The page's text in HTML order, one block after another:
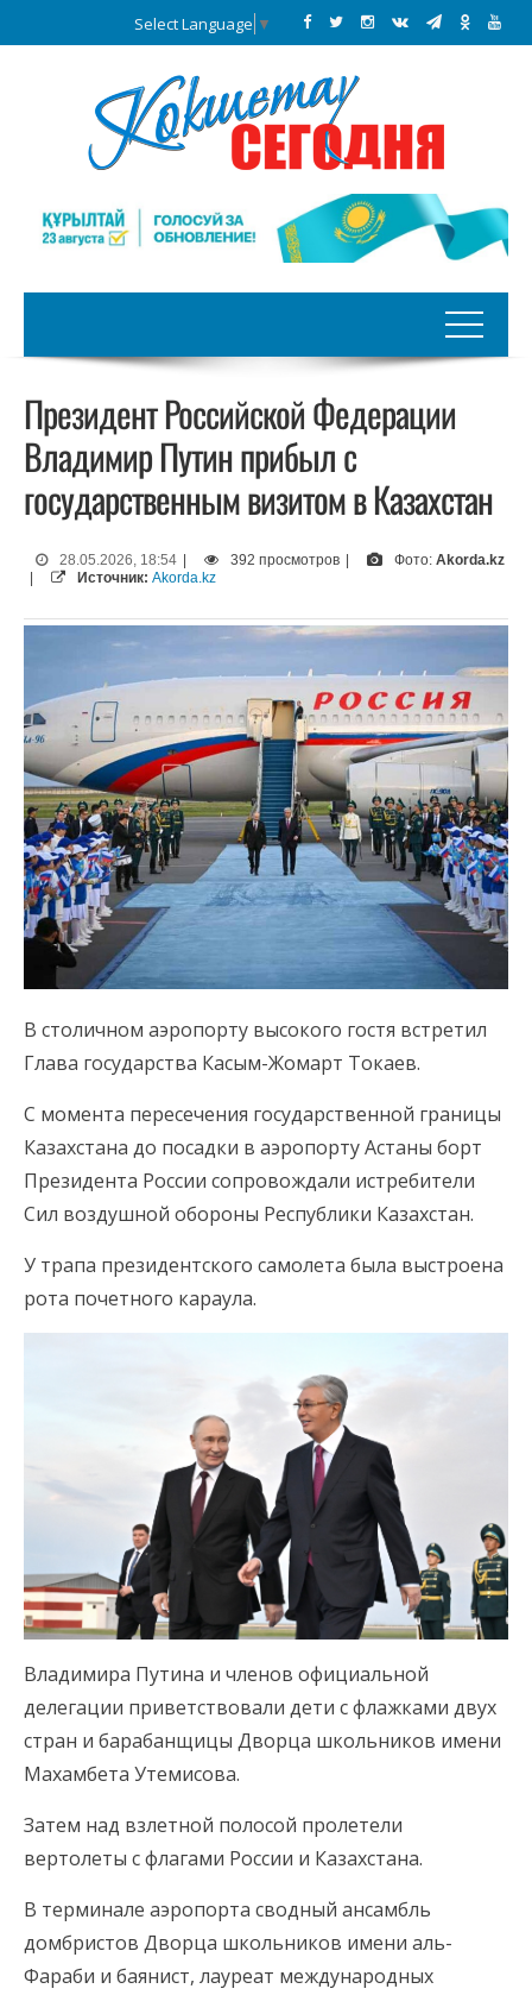
Select Language ▼
Президент Российской Федерации
Владимир Путин прибыл с
государственным визитом в Казахстан
28.05.2026, 18:54 392 просмотров Фото: Akorda.kz
Источник: Akorda.kz
В столичном аэропорту высокого гостя встретил
Глава государства Касым-Жомарт Токаев.
С момента пересечения государственной границы
Казахстана до посадки в аэропорту Астаны борт
Президента России сопровождали истребители
Сил воздушной обороны Республики Казахстан.
У трапа президентского самолета была выстроена
рота почетного караула.
Владимира Путина и членов официальной
делегации приветствовали дети с флажками двух
стран и барабанщицы Дворца школьников имени
Махамбета Утемисова.
Затем над взлетной полосой пролетели
вертолеты с флагами России и Казахстана.
В терминале аэропорта сводный ансамбль
домбристов Дворца школьников имени аль-
Фараби и баянист, лауреат международных